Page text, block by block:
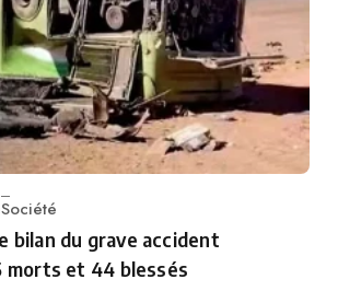
Société
bilan du grave accident
morts et 44 blessés